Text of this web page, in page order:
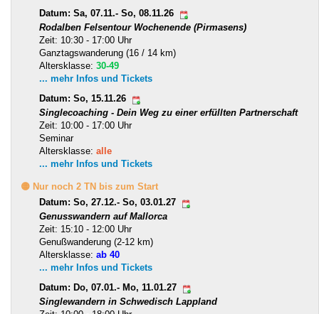
Datum: Sa, 07.11.- So, 08.11.26
Rodalben Felsentour Wochenende (Pirmasens)
Zeit: 10:30 - 17:00 Uhr
Ganztagswanderung (16 / 14 km)
Altersklasse: 30-49
... mehr Infos und Tickets
Datum: So, 15.11.26
Singlecoaching - Dein Weg zu einer erfüllten Partnerschaft
Zeit: 10:00 - 17:00 Uhr
Seminar
Altersklasse: alle
... mehr Infos und Tickets
🟡 Nur noch 2 TN bis zum Start
Datum: So, 27.12.- So, 03.01.27
Genusswandern auf Mallorca
Zeit: 15:10 - 12:00 Uhr
Genußwanderung (2-12 km)
Altersklasse: ab 40
... mehr Infos und Tickets
Datum: Do, 07.01.- Mo, 11.01.27
Singlewandern in Schwedisch Lappland